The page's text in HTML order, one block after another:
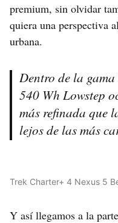
premium, sin olvidar
quiera una perspectiva
urbana.
Dentro de la
540 Wh Lowstep
más refinada que
lejos de las más
Trek Charter+ 4 Nexus 5
Y así llegamos a la